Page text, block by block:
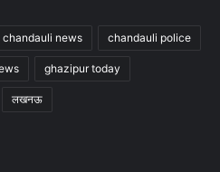
chandauli news chandauli police
ghazipur today
लखनऊ